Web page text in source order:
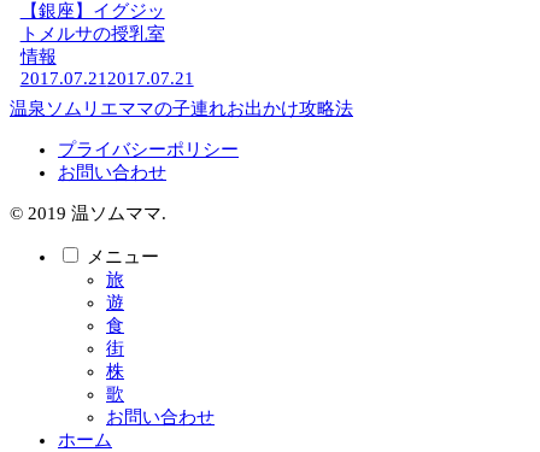
【銀座】イグジッ
トメルサの授乳室
情報
2017.07.212017.07.21
温泉ソムリエママの子連れお出かけ攻略法
プライバシーポリシー
お問い合わせ
© 2019 温ソムママ.
メニュー
旅
遊
食
街
株
歌
お問い合わせ
ホーム